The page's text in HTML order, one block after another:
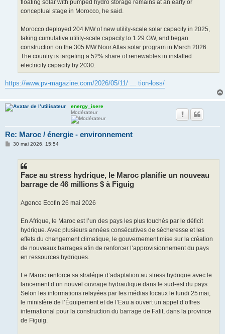
floating solar with pumped hydro storage remains at an early or
conceptual stage in Morocco, he said.
Morocco deployed 204 MW of new utility-scale solar capacity in 2025,
taking cumulative utility-scale capacity to 1.29 GW, and began
construction on the 305 MW Noor Atlas solar program in March 2026.
The country is targeting a 52% share of renewables in installed
electricity capacity by 2030.
https://www.pv-magazine.com/2026/05/11/ ... tion-loss/
energy_isere
Modérateur
Re: Maroc / énergie - environnement
M30 mai 2026, 15:54
Face au stress hydrique, le Maroc planifie un nouveau
barrage de 46 millions $ à Figuig
Agence Ecofin 26 mai 2026
En Afrique, le Maroc est l’un des pays les plus touchés par le déficit
hydrique. Avec plusieurs années consécutives de sécheresse et les
effets du changement climatique, le gouvernement mise sur la création
de nouveaux barrages afin de renforcer l’approvisionnement du pays
en ressources hydriques.
Le Maroc renforce sa stratégie d’adaptation au stress hydrique avec le
lancement d’un nouvel ouvrage hydraulique dans le sud‑est du pays.
Selon les informations relayées par les médias locaux le lundi 25 mai,
le ministère de l’Équipement et de l’Eau a ouvert un appel d’offres
international pour la construction du barrage de Falit, dans la province
de Figuig.